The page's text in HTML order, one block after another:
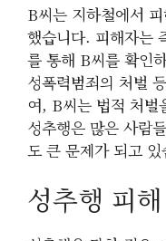
B씨는 지하철에서
했습니다. 피해자는
를 통해 B씨를 확인
성폭력범죄의 처벌
여, B씨는 법적 처벌
성추행은 많은 사람
도 큰 문제가 되고 있
성추행 피